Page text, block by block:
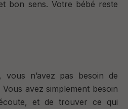
bon sens. Votre bébé reste
vous n’avez pas besoin de
Vous avez simplement besoin
et de trouver ce qui